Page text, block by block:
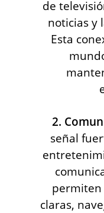
de
noticias y
Esta
2.
señal
permiten
claras,